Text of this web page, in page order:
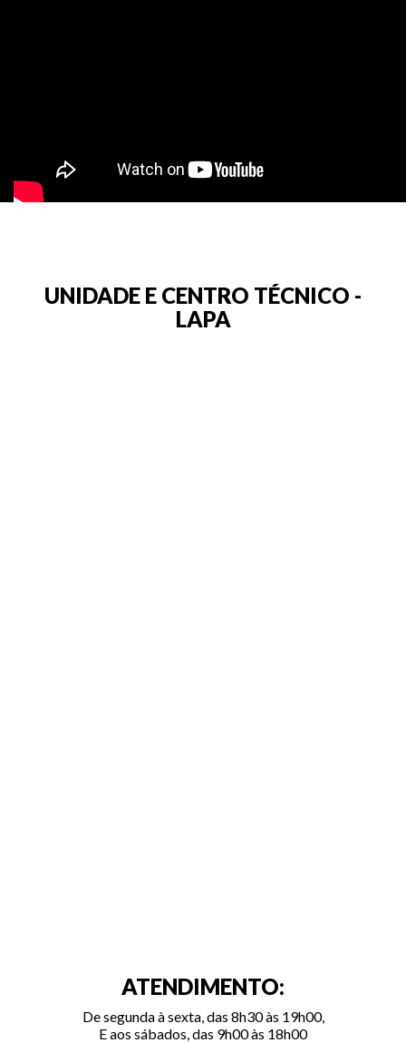
UNIDADE E CENTRO TÉCNICO -
LAPA
ATENDIMENTO:
De segunda à sexta, das 8h30 às 19h00,
E aos sábados, das 9h00 às 18h00